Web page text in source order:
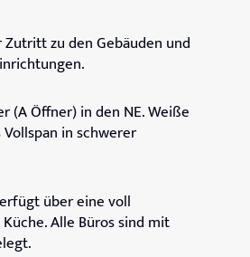
Zutritt zu den Gebäuden und
(A Öffner) in den NE. Weiße
in schwerer
über eine voll
Alle Büros sind mit